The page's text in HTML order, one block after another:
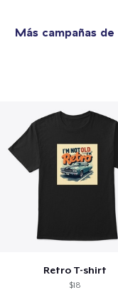
Más campañas de
Retro T-shirt
$18